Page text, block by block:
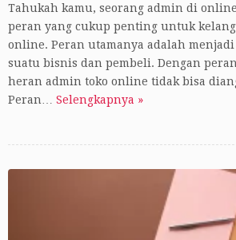
Tahukah kamu, seorang admin di
peran yang cukup penting untuk
online. Peran utamanya adalah
suatu bisnis dan pembeli. Dengan
heran admin toko online tidak bisa
Peran… Selengkapnya »